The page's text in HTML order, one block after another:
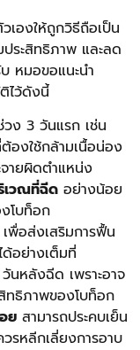
เองให้ถูกวิธีถือเป็น
ระสิทธิภาพ และลด
หมอขอแนะนำ
ไว้ดังนี้
วง 3 วันแรก เช่น
องใช้กล้ามเนื้อน่อง
จายผิดตำแหน่ง
เวณที่ฉีด อย่างน้อย
โบท็อก
เพื่อส่งเสริมการฟื้น
ด้อย่างเต็มที่
นหลังฉีด เพราะอาจ
ทธิภาพของโบท็อก
ย สามารถประคบเย็น
รหลีกเลี่ยงการอาบ